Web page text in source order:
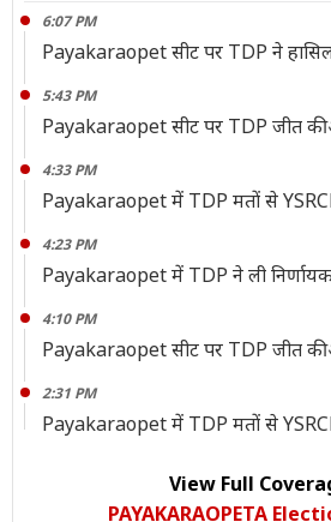
6:07 PM
Payakaraopet सीट पर TDP ने
5:43 PM
Payakaraopet सीट पर TDP जीत
4:33 PM
Payakaraopet में TDP मतों से
4:23 PM
Payakaraopet में TDP ने ली
4:10 PM
Payakaraopet सीट पर TDP जीत
2:31 PM
Payakaraopet में TDP मतों से
View Full
PAYAKARAOPETA